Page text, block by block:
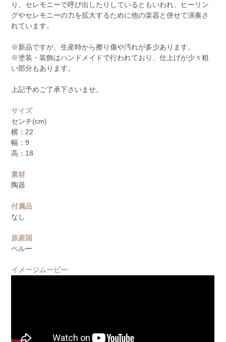
り、セレモニーで呼び出したりしているともいわれ、ヒーリン
グやセレモニーの力を拡大するために他の楽器と併せて演奏さ
れています。
※新品ですが、生産時から擦り傷や汚れが多少あります。
※塗装・装飾はハンドメイドで行われており、仕上げが少々粗
い部分もあります。
上記予めご了承下さいませ。
サイズ
センチ(cm)
横：22
幅：9
高：18
素材
陶器
付属品
なし
原産国
ペルー
イメージムービー